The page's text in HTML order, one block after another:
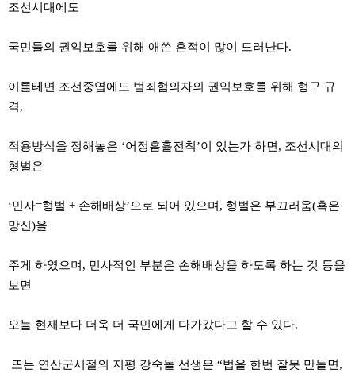
조선시대에도
국민들의 권익보호를 위해 애쓴 흔적이 많이 드러난다.
이를테면 조선중엽에도 범죄혐의자의 권익보호를 위해 형구 규
격,
적용방식을 정해놓은 ‘어정흠휼전칙’이 있는가 하면, 조선시대의
형벌은
‘민사=형벌 + 손해배상’으로 되어 있으며, 형벌은 부끄러움(혹은
망신)을
주게 하였으며, 민사적인 부분은 손해배상을 하도록 하는 것 등을
보면
오늘 현재보다 더욱 더 국민에게 다가갔다고 할 수 있다.
또는 연산군시절의 지평 강숙돌 선생은 “법을 한번 잘못 만들면,